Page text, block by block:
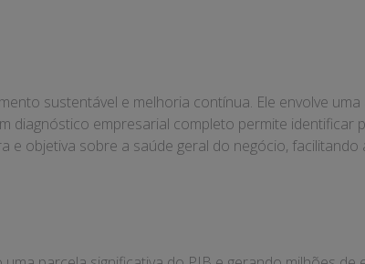
sustentável e melhoria contínua. Ele envolve
diagnóstico empresarial completo permite identificar
e objetiva sobre a saúde geral do negócio, facilitando